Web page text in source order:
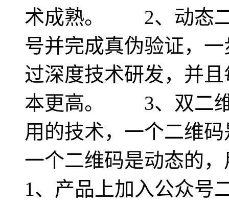
术成熟。 2、动态二
号并完成真伪验证，
过深度技术研发，并
本更高。 3、双二维
用的技术，一个二维
一个二维码是动态
1、产品上加入公众号